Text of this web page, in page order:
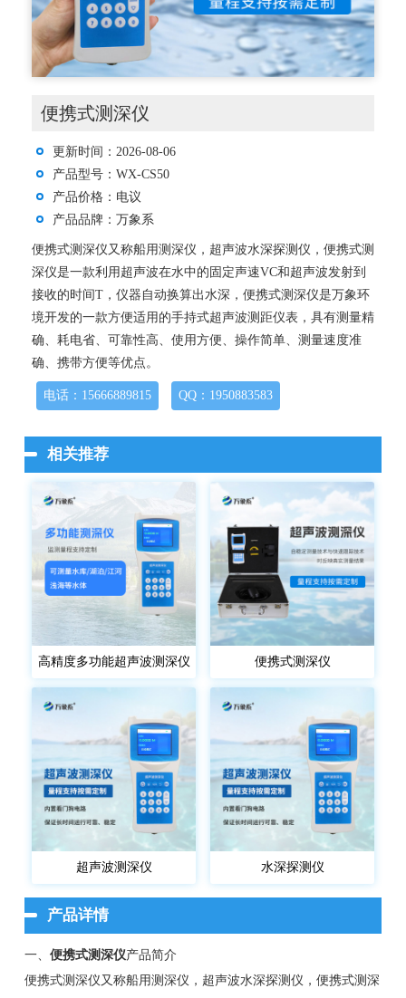
便携式测深仪
更新时间：2026-08-06
产品型号：WX-CS50
产品价格：电议
产品品牌：万象系
便携式测深仪又称船用测深仪，超声波水深探测仪，便携式测
深仪是一款利用超声波在水中的固定声速VC和超声波发射到
接收的时间T，仪器自动换算出水深，便携式测深仪是万象环
境开发的一款方便适用的手持式超声波测距仪表，具有测量精
确、耗电省、可靠性高、使用方便、操作简单、测量速度准
确、携带方便等优点。
电话：15666889815 QQ：1950883583
相关推荐
高精度多功能超声波测深仪 便携式测深仪
超声波测深仪 水深探测仪
产品详情
一、 便携式测深仪产品简介
便携式测深仪又称船用测深仪，超声波水深探测仪，便携式测深